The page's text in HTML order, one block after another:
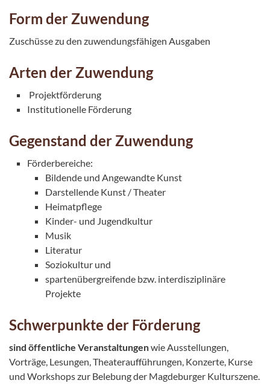
Form der Zuwendung
Zuschüsse zu den zuwendungsfähigen Ausgaben
Arten der Zuwendung
Projektförderung
Institutionelle Förderung
Gegenstand der Zuwendung
Förderbereiche:
Bildende und Angewandte Kunst
Darstellende Kunst / Theater
Heimatpflege
Kinder- und Jugendkultur
Musik
Literatur
Soziokultur und
spartenübergreifende bzw. interdisziplinäre
Projekte
Schwerpunkte der Förderung
sind öffentliche Veranstaltungenwie Ausstellungen,
Vorträge, Lesungen, Theateraufführungen, Konzerte, Kurse
und Workshops zur Belebung der Magdeburger Kulturszene.